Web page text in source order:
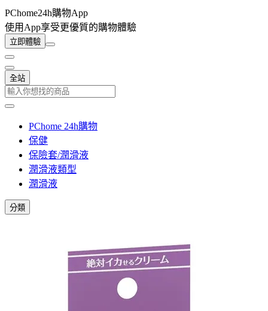
PChome24h購物App
使用App享受更優質的購物體驗
立即體驗
全站
PChome 24h購物
保健
保險套/潤滑液
潤滑液類型
潤滑液
分類